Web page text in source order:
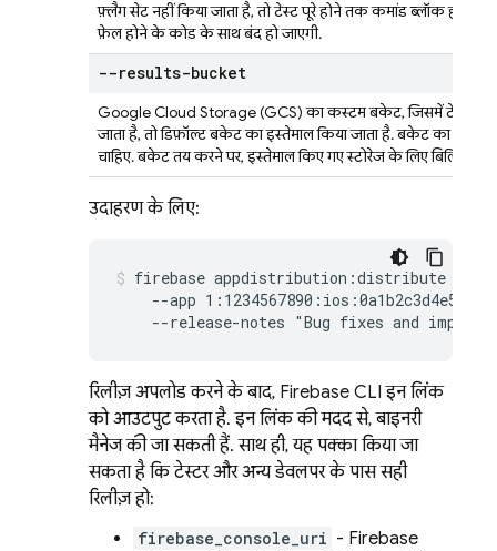
फ़्लैग सेट नहीं किया जाता है, तो टेस्ट पूरे होने तक कमांड ब्लॉक हो
फ़ेल होने के कोड के साथ बंद हो जाएगी.
--results-bucket
Google Cloud Storage (GCS) का कस्टम बकेट, जिसमें टेस्ट के
जाता है, तो डिफ़ॉल्ट बकेट का इस्तेमाल किया जाता है. बकेट का
चाहिए. बकेट तय करने पर, इस्तेमाल किए गए स्टोरेज के लिए बिलिंग
उदाहरण के लिए:
firebase appdistribution:distribute
--app
--release-notes "Bug fixes and
रिलीज़ अपलोड करने के बाद, Firebase CLI इन लिंक
को आउटपुट करता है. इन लिंक की मदद से, बाइनरी
मैनेज की जा सकती हैं. साथ ही, यह पक्का किया जा
सकता है कि टेस्टर और अन्य डेवलपर के पास सही
रिलीज़ हो:
firebase_console_uri - Firebase